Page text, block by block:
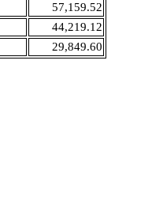
57,159.52
44,219.12
29,849.60